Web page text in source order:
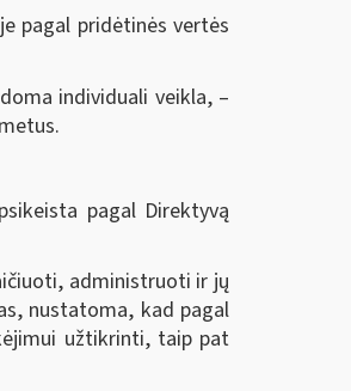
pagal pridėtinės vertės
individuali veikla, ‒
pagal Direktyvą
administruoti ir jų
nustatoma, kad pagal
užtikrinti, taip pat